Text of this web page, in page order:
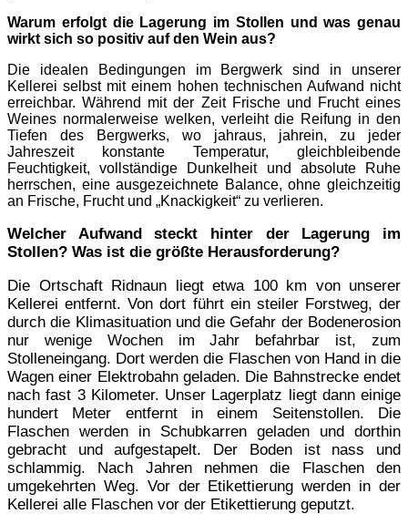
Warum erfolgt die Lagerung im Stollen und was genau
wirkt sich so positiv auf den Wein aus?
Die idealen Bedingungen im Bergwerk sind in unserer
Kellerei selbst mit einem hohen technischen Aufwand nicht
erreichbar. Während mit der Zeit Frische und Frucht eines
Weines normalerweise welken, verleiht die Reifung in den
Tiefen des Bergwerks, wo jahraus, jahrein, zu jeder
Jahreszeit konstante Temperatur, gleichbleibende
Feuchtigkeit, vollständige Dunkelheit und absolute Ruhe
herrschen, eine ausgezeichnete Balance, ohne gleichzeitig
an Frische, Frucht und „Knackigkeit“ zu verlieren.
Welcher Aufwand steckt hinter der Lagerung im
Stollen? Was ist die größte Herausforderung?
Die Ortschaft Ridnaun liegt etwa 100 km von unserer
Kellerei entfernt. Von dort führt ein steiler Forstweg, der
durch die Klimasituation und die Gefahr der Bodenerosion
nur wenige Wochen im Jahr befahrbar ist, zum
Stolleneingang. Dort werden die Flaschen von Hand in die
Wagen einer Elektrobahn geladen. Die Bahnstrecke endet
nach fast 3 Kilometer. Unser Lagerplatz liegt dann einige
hundert Meter entfernt in einem Seitenstollen. Die
Flaschen werden in Schubkarren geladen und dorthin
gebracht und aufgestapelt. Der Boden ist nass und
schlammig. Nach Jahren nehmen die Flaschen den
umgekehrten Weg. Vor der Etikettierung werden in der
Kellerei alle Flaschen vor der Etikettierung geputzt.